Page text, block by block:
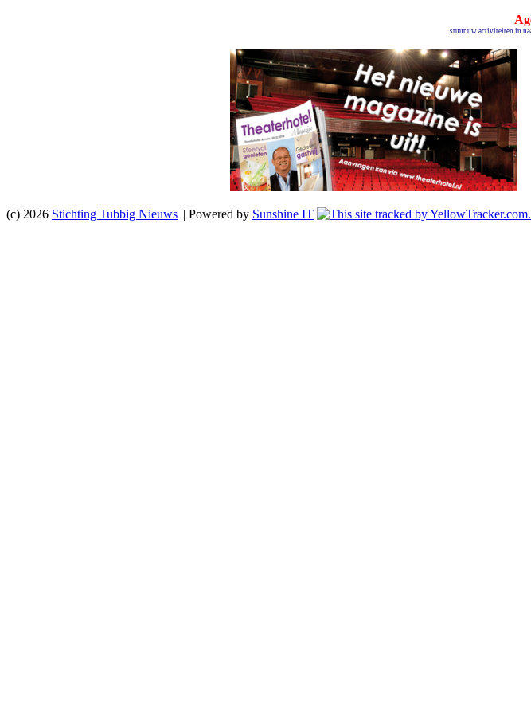
stuur uw activiteiten in
(c) 2026 Stichting Tubbig Nieuws || Powered by Sunshine IT